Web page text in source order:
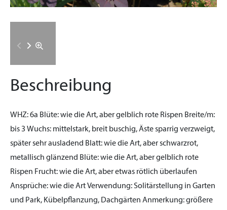
Beschreibung
WHZ:6a Blüte:wie die Art, aber gelblich rote Rispen Breite/m:
bis 3 Wuchs: mittelstark, breit buschig, Äste sparrig verzweigt,
später sehr ausladend Blatt:wie die Art, aber schwarzrot,
metallisch glänzend Blüte:wie die Art, aber gelblich rote
Rispen Frucht:wie die Art, aber etwas rötlich überlaufen
Ansprüche:wie die ArtVerwendung:Solitärstellung in Garten
und Park, Kübelpflanzung, Dachgärten Anmerkung:größere